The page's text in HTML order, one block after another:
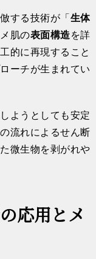
する技術が「生体
肌の表面構造を詳
的に再現すること
ーチが生まれてい
ようとしても安定
流れによるせん断
微生物を剥がれや
応用とメ